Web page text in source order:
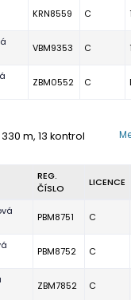
KRN8559 C
VBM9353 C
ZBM0552 C
m, 13 kontrol
REG.
ČÍSLO
LICENCE
PBM8751 C
PBM8752 C
ZBM7852 C